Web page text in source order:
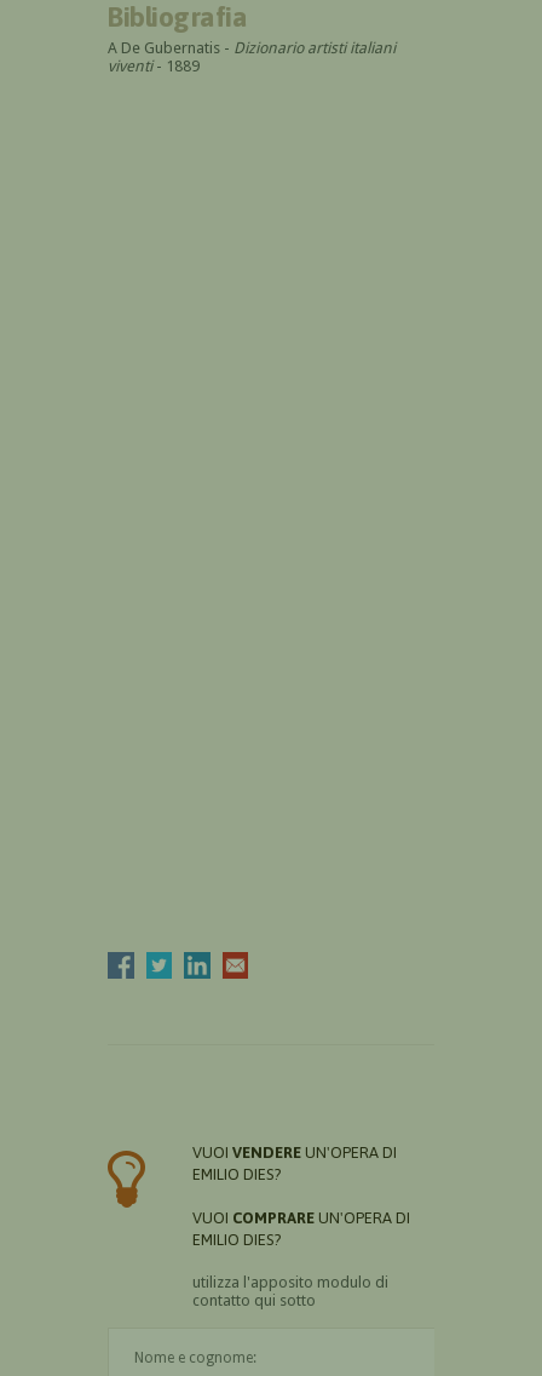
Bibliografia
A De Gubernatis - Dizionario artisti italiani
viventi- 1889
VUOI VENDERE UN'OPERA DI
EMILIO DIES?
VUOI COMPRARE UN'OPERA DI
EMILIO DIES?
utilizza l'apposito modulo di
contatto qui sotto